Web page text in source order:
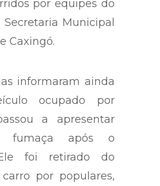
por equipes do
Secretaria Municipal
Caxingó.
informaram ainda
ocupado por
a apresentar
fumaça após o
foi retirado do
por populares,